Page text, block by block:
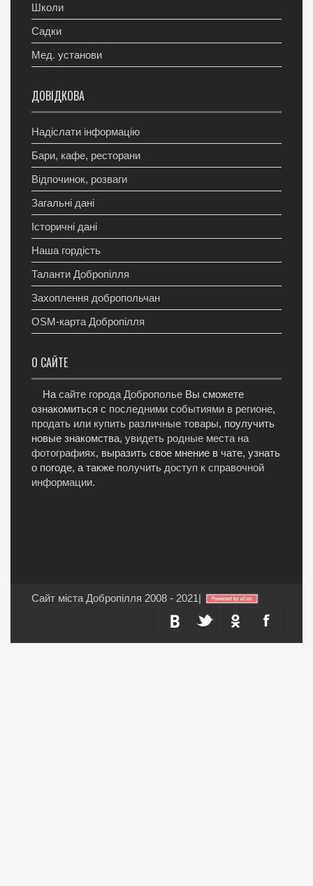
Школи
Садки
Мед. установи
ДОВІДКОВА
Надіслати інформацію
Бари, кафе, ресторани
Відпочинок, розваги
Загальні дані
Історичні дані
Наша гордість
Таланти Добропілля
Захоплення добропольчан
OSM-карта Добропілля
О САЙТЕ
На сайте города Доброполье Вы сможете
ознакомиться с последними событиями в регионе,
продать или купить различные товары, поулучить
новые знакомства, увидеть родные места на
фотографиях, выразить свое мнение в чате, узнать
о погоде, а также получить доступ к справочной
информации.
Сайт міста Добропілля 2008 - 2021|